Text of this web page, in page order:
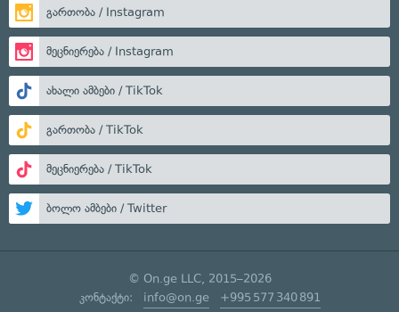
გართობა / Instagram
მეცნიერება / Instagram
ახალი ამბები / TikTok
გართობა / TikTok
მეცნიერება / TikTok
ბოლო ამბები / Twitter
© On.ge LLC, 2015–2026
კონტაქტი: info@on.ge +995 577 340 891